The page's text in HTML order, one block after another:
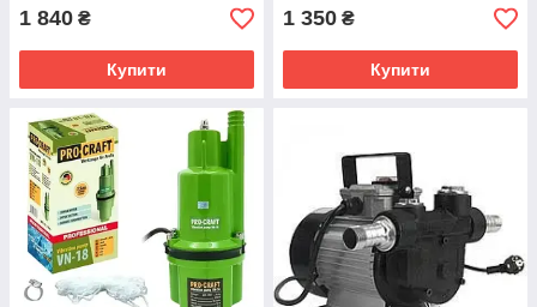
1 840 ₴
Купити
1 350 ₴
Купити